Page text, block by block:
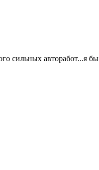
сильных авторабот...я бы